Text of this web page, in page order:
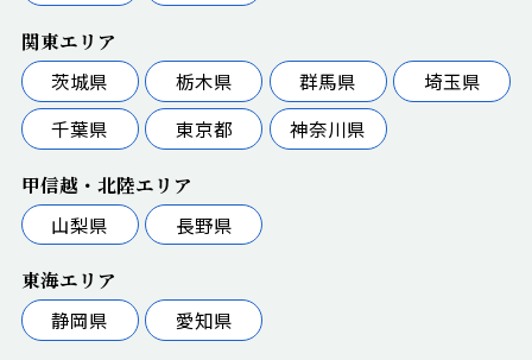
関東エリア
茨城県
栃木県 群馬県
埼玉県
千葉県
東京都 神奈川県
甲信越・北陸エリア
山梨県
長野県
東海エリア
静岡県
愛知県